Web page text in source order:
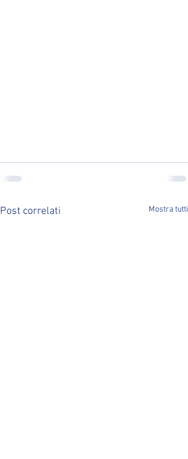
Post correlati Mostra tutti